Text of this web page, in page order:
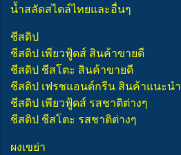
น้ำสลัดสไตล์ไทยและอื่นๆ
ชีสดิป
ชีสดิป เพียวฟู้ดส์ สินค้าขายดี
ชีสดิป ชีสโตะ สินค้าขายดี
ชีสดิป เฟรชแอนด์กรีน สินค้าแนะนำ
ชีสดิป เพียวฟู้ดส์ รสชาติต่างๆ
ชีสดิป ชีสโตะ รสชาติต่างๆ
ผงเขย่า